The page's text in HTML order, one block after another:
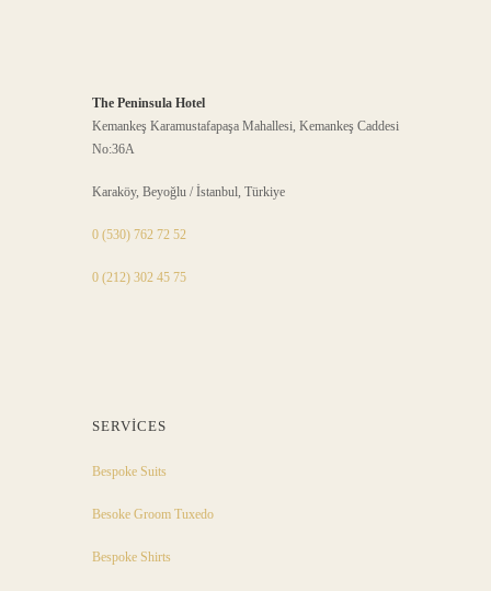
The Peninsula Hotel
Kemankeş Karamustafapaşa Mahallesi, Kemankeş Caddesi
No:36A
Karaköy, Beyoğlu / İstanbul, Türkiye
0 (530) 762 72 52
0 (212) 302 45 75
SERVICES
Bespoke Suits
Besoke Groom Tuxedo
Bespoke Shirts